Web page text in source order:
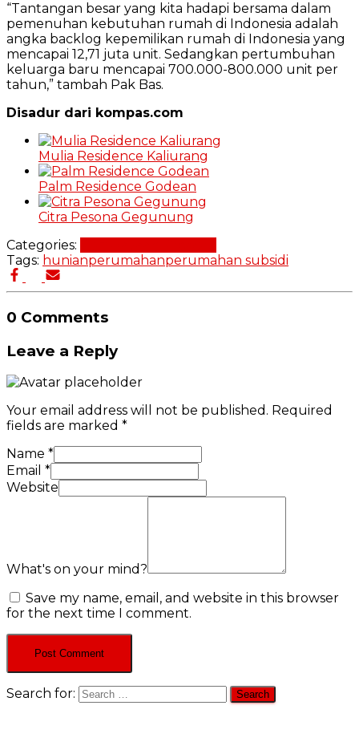
“Tantangan besar yang kita hadapi bersama dalam
pemenuhan kebutuhan rumah di Indonesia adalah
angka backlog kepemilikan rumah di Indonesia yang
mencapai 12,71 juta unit. Sedangkan pertumbuhan
keluarga baru mencapai 700.000-800.000 unit per
tahun,” tambah Pak Bas.
Disadur dari kompas.com
Mulia Residence Kaliurang
Palm Residence Godean
Citra Pesona Gegunung
Categories:
Tags: hunianperumahanperumahan subsidi
0 Comments
Leave a Reply
Your email address will not be published. Required
fields are marked *
Name *
Email *
Website
What's on your mind?
Save my name, email, and website in this browser
for the next time I comment.
Search for: